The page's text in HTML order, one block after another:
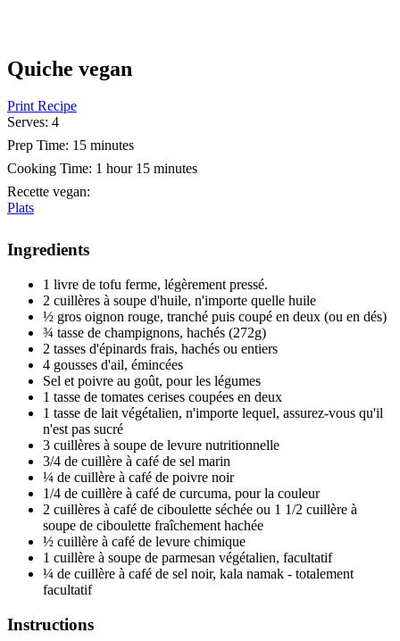
Quiche vegan
Print Recipe
Serves: 4
Prep Time: 15 minutes
Cooking Time: 1 hour 15 minutes
Recette vegan:
Plats
Ingredients
1 livre de tofu ferme, légèrement pressé.
2 cuillères à soupe d'huile, n'importe quelle huile
½ gros oignon rouge, tranché puis coupé en deux (ou en dés)
¾ tasse de champignons, hachés (272g)
2 tasses d'épinards frais, hachés ou entiers
4 gousses d'ail, émincées
Sel et poivre au goût, pour les légumes
1 tasse de tomates cerises coupées en deux
1 tasse de lait végétalien, n'importe lequel, assurez-vous qu'il
n'est pas sucré
3 cuillères à soupe de levure nutritionnelle
3/4 de cuillère à café de sel marin
¼ de cuillère à café de poivre noir
1/4 de cuillère à café de curcuma, pour la couleur
2 cuillères à café de ciboulette séchée ou 1 1/2 cuillère à
soupe de ciboulette fraîchement hachée
½ cuillère à café de levure chimique
1 cuillère à soupe de parmesan végétalien, facultatif
¼ de cuillère à café de sel noir, kala namak - totalement
facultatif
Instructions